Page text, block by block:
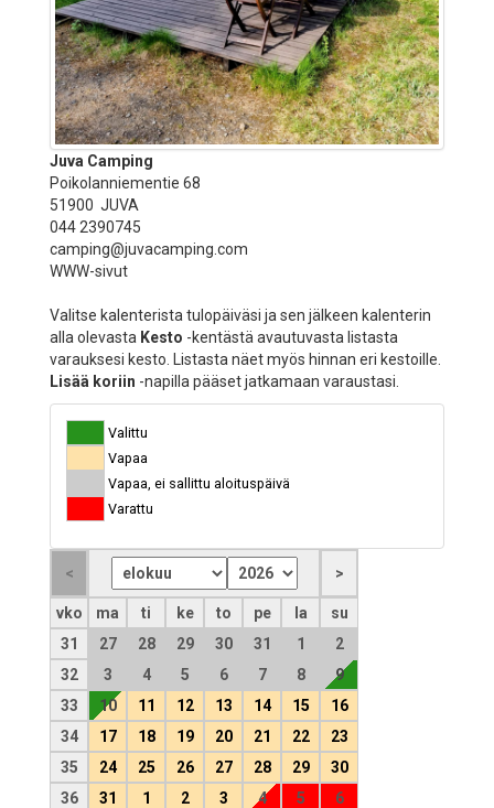
Juva Camping
Poikolanniementie 68
51900 JUVA
044 2390745
camping@juvacamping.com
WWW-sivut
Valitse kalenterista tulopäiväsi ja sen jälkeen kalenterin
alla olevasta Kesto -kentästä avautuvasta listasta
varauksesi kesto. Listasta näet myös hinnan eri kestoille.
Lisää koriin -napilla pääset jatkamaan varaustasi.
Valittu
Vapaa
Vapaa, ei sallittu aloituspäivä
Varattu
vko ma ti ke to pe la
su
31
27 28 29 30 31 1
2
32
3 4 5 6 7 8
9
33
10 11 12 13 14 15
16
34
17 18 19 20 21 22
23
35
24 25 26 27 28 29
30
36
31 1 2 3 4 5 6